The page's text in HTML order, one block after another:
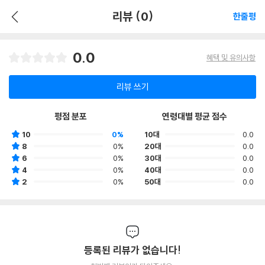
리뷰 (0) 한줄평
0.0 혜택 및 유의사항
리뷰 쓰기
평점 분포
10
0%
8
0%
6
0%
4
0%
2
0%
연령대별 평균 점수
10대
0.0
20대
0.0
30대
0.0
40대
0.0
50대
0.0
등록된 리뷰가 없습니다!